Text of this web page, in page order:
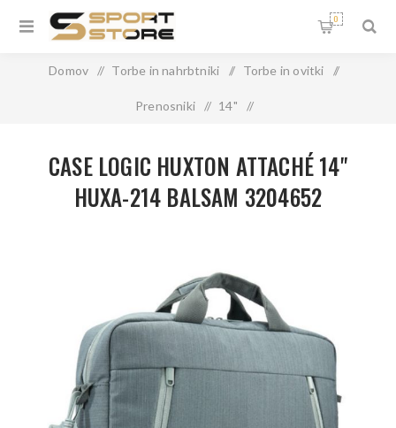
0
Domov / Torbe in nahrbtniki / Torbe in ovitki /
Prenosniki / 14" /
3204652
CASE LOGIC HUXTON ATTACHÉ 14"
HUXA-214 BALSAM 3204652